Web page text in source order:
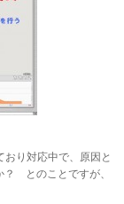
り対応中で、原因と
？ とのことですが、